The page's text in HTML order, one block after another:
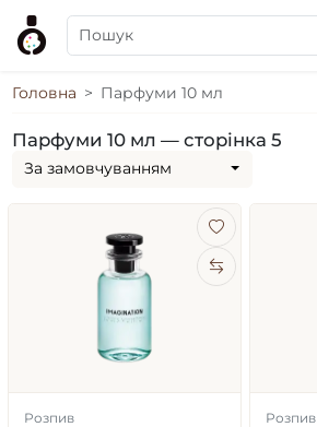
Головна Парфуми 10 мл
Парфуми 10 мл — сторінка 5
За замовчуванням
Розпив
Розпив